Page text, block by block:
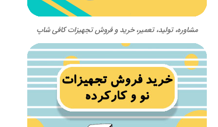
مشاوره، تولید، تعمیر، خرید و فروش تجهیزات کافی شاپ